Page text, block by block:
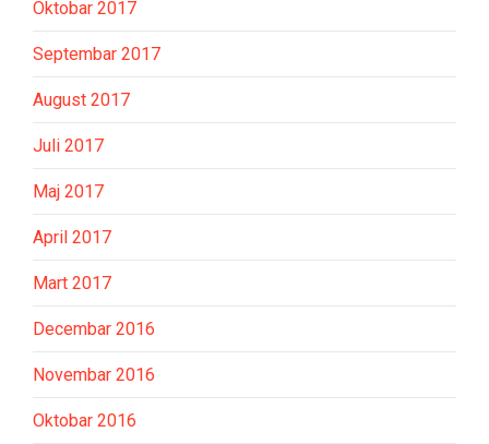
Oktobar 2017
Septembar 2017
August 2017
Juli 2017
Maj 2017
April 2017
Mart 2017
Decembar 2016
Novembar 2016
Oktobar 2016